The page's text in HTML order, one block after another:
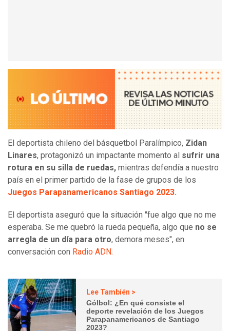
El deportista chileno del básquetbol Paralímpico, Zidan
Linares, protagonizó un impactante momento al sufrir una
rotura en su silla de ruedas, mientras defendía a nuestro
país en el primer partido de la fase de grupos de los
Juegos Parapanamericanos Santiago 2023.
El deportista aseguró que la situación "fue algo que no me
esperaba. Se me quebró la rueda pequeña, algo que no se
arregla de un día para otro, demora meses", en
conversación con Radio ADN.
Lee También >
Gólbol: ¿En qué consiste el
deporte revelación de los Juegos
Parapanamericanos de Santiago
2023?